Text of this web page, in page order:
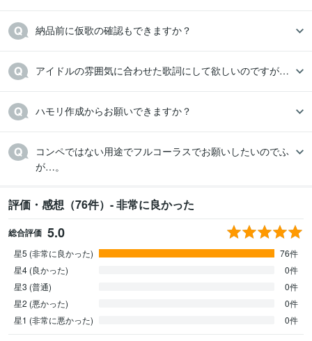
納品前に仮歌の確認もできますか？
アイドルの雰囲気に合わせた歌詞にして欲しいのですが…
ハモリ作成からお願いできますか？
コンペではない用途でフルコーラスでお願いしたいのでふ
が…。
評価・感想（76件）- 非常に良かった
総合評価 5.0
星5 (非常に良かった)
76件
星4 (良かった)
0件
星3 (普通)
0件
星2 (悪かった)
0件
星1 (非常に悪かった)
0件